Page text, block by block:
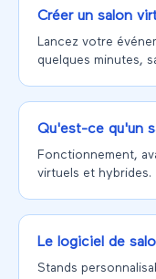
Créer un salon
Lancez votre
quelques minutes,
Qu'est-ce qu'un
Fonctionnement,
virtuels et hybrides.
Le logiciel de
Stands